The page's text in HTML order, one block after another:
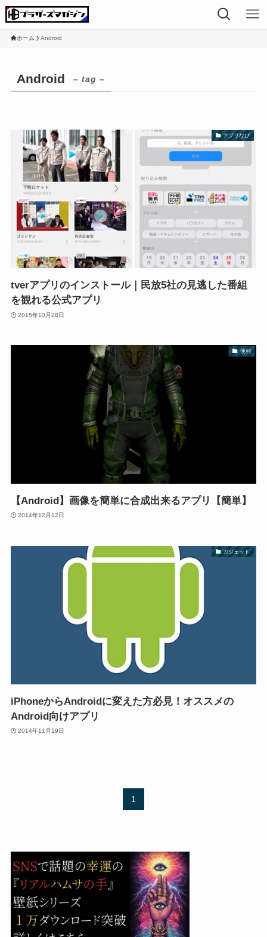
ホーム Android
Android – tag –
アプリなび
tverアプリのインストール｜民放5社の見逃した番組
を観れる公式アプリ
2015年10月28日
便利
【Android】画像を簡単に合成出来るアプリ【簡単】
2014年12月12日
ガジェット
iPhoneからAndroidに変えた方必見！オススメの
Android向けアプリ
2014年11月19日
1